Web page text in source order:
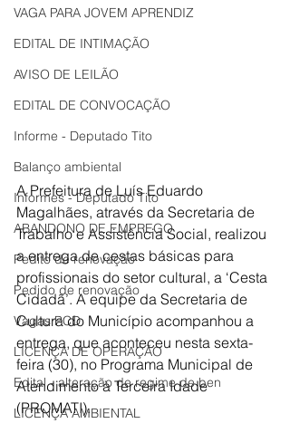
VAGA PARA JOVEM APRENDIZ
EDITAL DE INTIMAÇÃO
AVISO DE LEILÃO
EDITAL DE CONVOCAÇÃO
Informe - Deputado Tito
Balanço ambiental
Informes - Deputado Tito
ABANDONO DE EMPREGO
Pedito de renovação
Pedido de renovação
Vagas PCD
LICENÇA DE OPERAÇÃO
Edital - alteração de regime de ben
LICENÇA AMBIENTAL
A Prefeitura de Luís Eduardo
Magalhães, através da Secretaria de
Trabalho e Assistência Social, realizou
a entrega de cestas básicas para
profissionais do setor cultural, a ‘Cesta
Cidadã’. A equipe da Secretaria de
Cultura do Município acompanhou a
entrega, que aconteceu nesta sexta-
feira (30), no Programa Municipal de
Atendimento à Terceira Idade
(PROMATI).